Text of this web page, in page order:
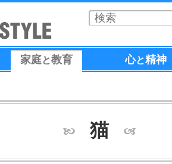
家庭と教育 心と精神
猫